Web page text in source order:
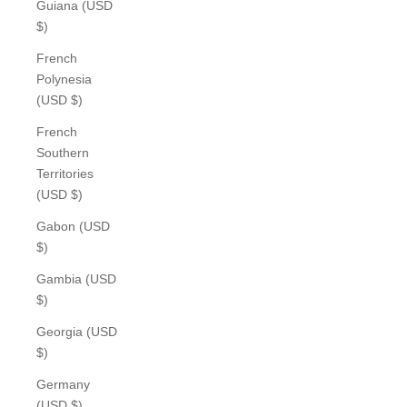
Guiana (USD
$)
French
Polynesia
(USD $)
French
Southern
Territories
(USD $)
Gabon (USD
$)
Gambia (USD
$)
Georgia (USD
$)
Germany